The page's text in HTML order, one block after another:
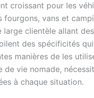
croissant pour les
fourgons, vans et
large clientèle allant
des spécificités
manières de les
de vie nomade,
à chaque situation.